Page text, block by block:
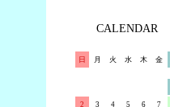
CALENDAR
日 月 火 水 木 金
2 3 4 5 6 7